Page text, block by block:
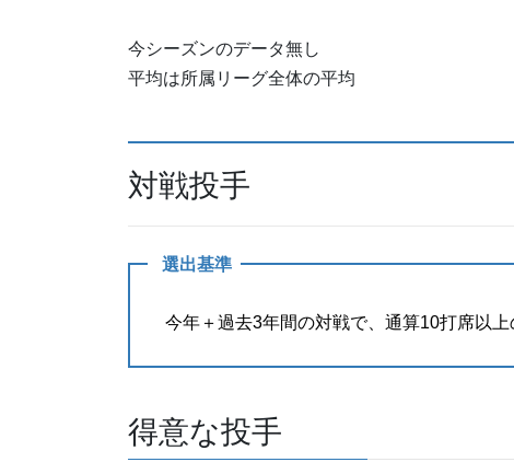
今シーズンのデータ無し
平均は所属リーグ全体の平均
対戦投手
選出基準
今年＋過去3年間の対戦で、通算10打席以
得意な投手